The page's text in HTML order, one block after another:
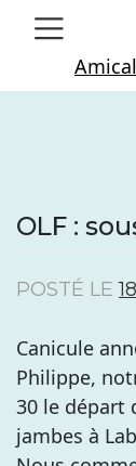
Skip
OLF :
POSTÉ LE
Canicule
Philippe,
30 le départ
jambes à